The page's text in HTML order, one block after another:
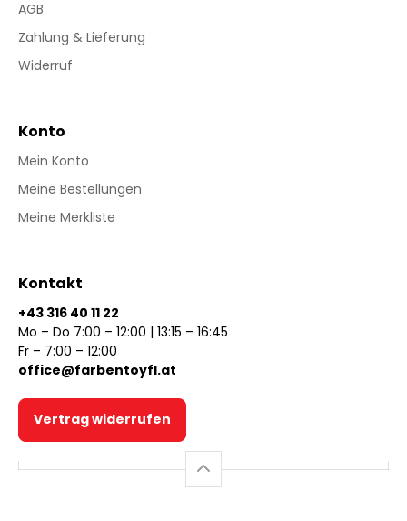
AGB
Zahlung & Lieferung
Widerruf
Konto
Mein Konto
Meine Bestellungen
Meine Merkliste
Kontakt
+43 316 40 11 22
Mo – Do 7:00 – 12:00 | 13:15 – 16:45
Fr – 7:00 – 12:00
office@farbentoyfl.at
Vertrag widerrufen